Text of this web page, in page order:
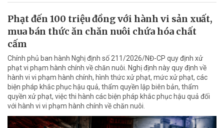
Phạt đến 100 triệu đồng với hành vi sản xuất,
mua bán thức ăn chăn nuôi chứa hóa chất
cấm
Chính phủ ban hành Nghị định số 211/2026/NĐ-CP quy định xử
phạt vi phạm hành chính về chăn nuôi. Nghị định này quy định về
hành vi vi phạm hành chính, hình thức xử phạt, mức xử phạt, các
biện pháp khắc phục hậu quả, thẩm quyền lập biên bản, thẩm
quyền xử phạt, việc thi hành các biện pháp khắc phục hậu quả đối
với hành vi vi phạm hành chính về chăn nuôi.